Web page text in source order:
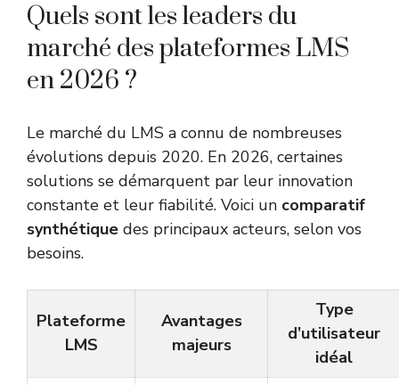
Quels sont les leaders du
marché des plateformes LMS
en 2026 ?
Le marché du LMS a connu de nombreuses
évolutions depuis 2020. En 2026, certaines
solutions se démarquent par leur innovation
constante et leur fiabilité. Voici un comparatif
synthétique des principaux acteurs, selon vos
besoins.
Plateforme
LMS
Avantages
majeurs
Type
d’utilisateur
idéal